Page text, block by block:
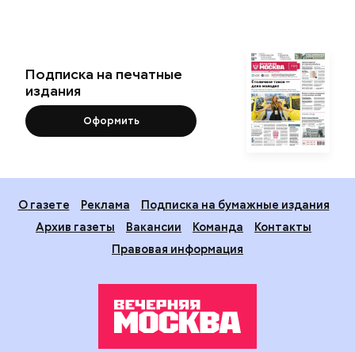
Подписка на печатные
издания
Оформить
О газете Реклама
Подписка на бумажные издания
Архив газеты
Вакансии Команда
Контакты
Правовая информация